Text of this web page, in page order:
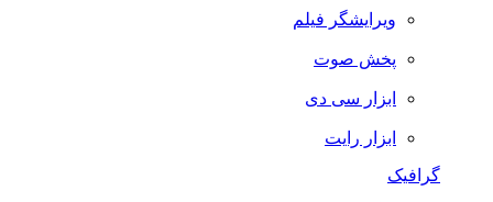
ویرایشگر فیلم
پخش صوت
ابزار سی دی
ابزار رایت
گرافیک